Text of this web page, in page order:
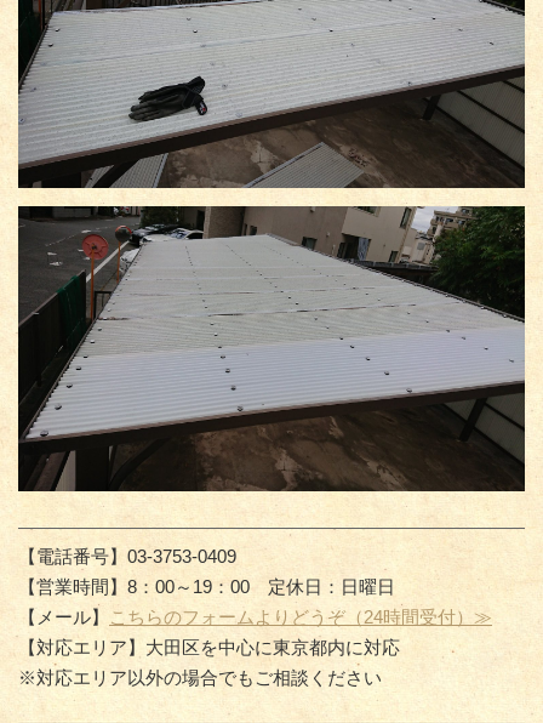
【電話番号】03-3753-0409
【営業時間】8：00～19：00 定休日：日曜日
【メール】
こちらのフォームよりどうぞ（24時間受付）≫
【対応エリア】大田区を中心に東京都内に対応
※対応エリア以外の場合でもご相談ください